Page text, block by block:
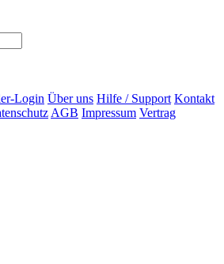
Login Über uns Hilfe / Support Kontakt
AGB Impressum Vertrag